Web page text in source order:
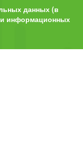
данных (в
информационных